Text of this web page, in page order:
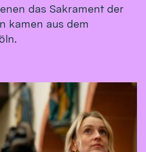
das Sakrament der
kamen aus dem